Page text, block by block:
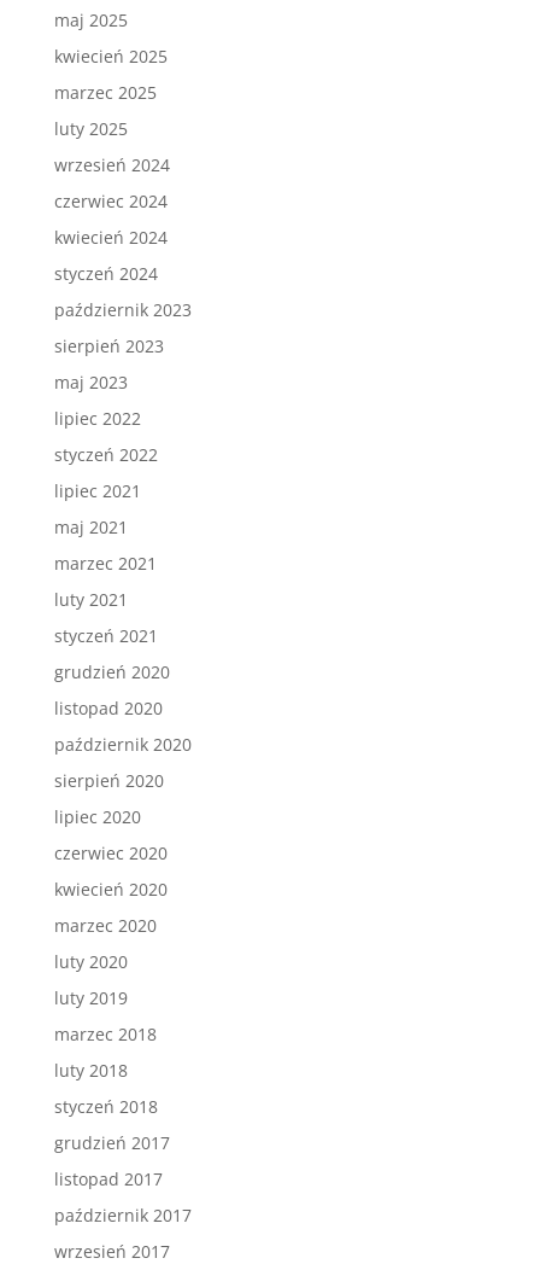
maj 2025
kwiecień 2025
marzec 2025
luty 2025
wrzesień 2024
czerwiec 2024
kwiecień 2024
styczeń 2024
październik 2023
sierpień 2023
maj 2023
lipiec 2022
styczeń 2022
lipiec 2021
maj 2021
marzec 2021
luty 2021
styczeń 2021
grudzień 2020
listopad 2020
październik 2020
sierpień 2020
lipiec 2020
czerwiec 2020
kwiecień 2020
marzec 2020
luty 2020
luty 2019
marzec 2018
luty 2018
styczeń 2018
grudzień 2017
listopad 2017
październik 2017
wrzesień 2017